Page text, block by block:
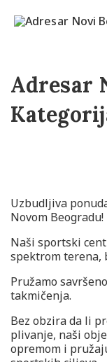
Adresar
Uzbudljiva
Novom Beogradu!
Naši sportski
spektrom terena,
Pružamo
takmičenja.
Bez obzira da li
plivanje, naši
opremom i